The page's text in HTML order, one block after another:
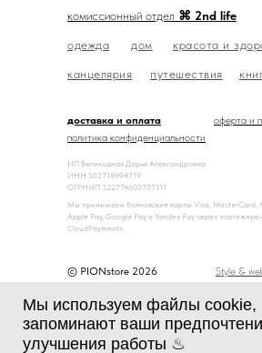
Мы используем файлы cookie,
запоминают ваши
улучшения работы ♨
© PIONstore 2026
комиссионный отдел ⌘ 2nd life
доставка и оплата оферта и
Style &
ИП Великодная Дарья Александровна
ИНН 502718994719
ОГРНИП 322774600707111
Мы принимаем банковские карты Visa, MasterCard,
Apple Pay, Google Pay и Yandex Pay через платёжную
CloudPayments.
политика конфиденциальности
одежда
красота и
канцелярия
дом
путешествия